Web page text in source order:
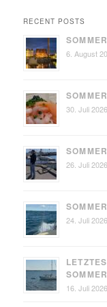
RECENT POSTS
6. August
30. Juli 2026
26. Juli 2026
24. Juli 2026
16. Juli 2026